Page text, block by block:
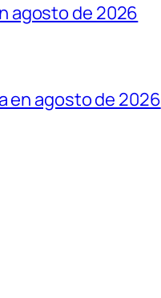
agosto de 2026
en agosto de 2026